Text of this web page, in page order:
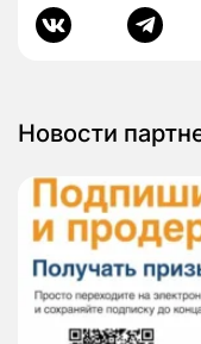
Новости